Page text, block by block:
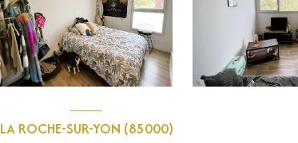
LA ROCHE-SUR-YON (85000)